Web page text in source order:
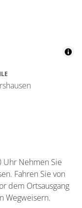
Uhr Nehmen Sie
Fahren Sie von
dem Ortsausgang
Wegweisern.